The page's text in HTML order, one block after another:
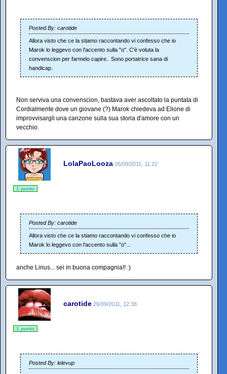
Posted By: carotide
Allora visto che ce la stiamo raccontando vi confesso che io
Marok lo leggevo con l'accento sulla "o". C'è voluta la
convenscion per farmelo capire.. Sono portatrice sana di
handicap.
Non serviva una convenscion, bastava aver ascoltato la puntata di
Cordialmente dove un giovane (?) Marok chiedeva ad Elione di
improvvisargli una canzone sulla sua storia d'amore con un
vecchio.
LolaPaoLooza 26/09/2011, 11:22
1 punto
Posted By: carotide
Allora visto che ce la stiamo raccontando vi confesso che io
Marok lo leggevo con l'accento sulla "o"...
anche Linus... sei in buona compagnia!! :)
carotide 26/09/2011, 12:38
1 punto
Posted By: lelevup